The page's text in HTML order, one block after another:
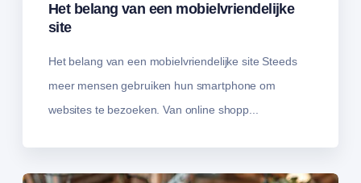
Het belang van een mobielvriendelijke
site
Het belang van een mobielvriendelijke site Steeds
meer mensen gebruiken hun smartphone om
websites te bezoeken. Van online shopp...